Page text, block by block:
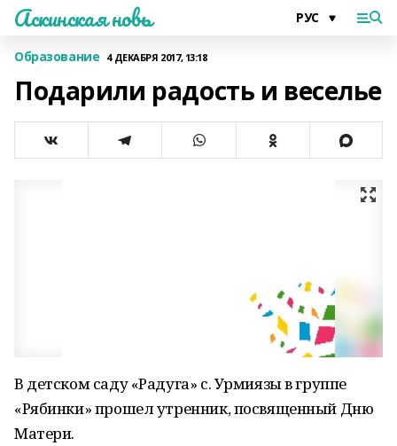
Аскинская новь
Образование 4 ДЕКАБРЯ 2017, 13:18
Подарили радость и веселье
В детском саду «Радуга» с. Урмиязы в группе
«Рябинки» прошел утренник, посвященный Дню
Матери.